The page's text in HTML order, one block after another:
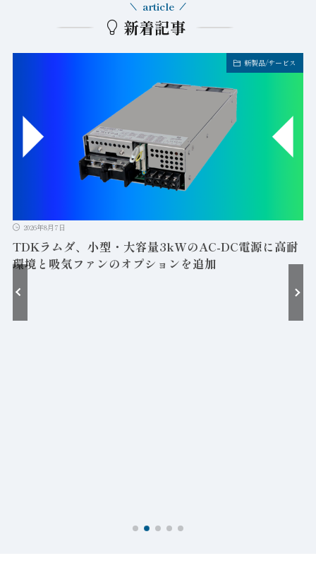
新着記事
article
新製品/サービス
2026年8月7日
TDKラムダ、小型・大容量3kWのAC-DC電源に高耐
環境と吸気ファンのオプションを追加